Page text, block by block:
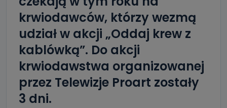
krwiodawców, którzy wezmą
udział w akcji „Oddaj krew z
kablówką”. Do akcji
krwiodawstwa organizowanej
przez Telewizje Proart zostały
3 dni.